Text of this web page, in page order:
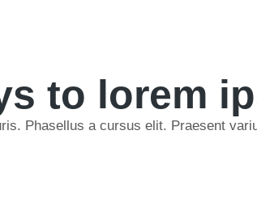
to lorem
Phasellus a cursus elit. Praesent